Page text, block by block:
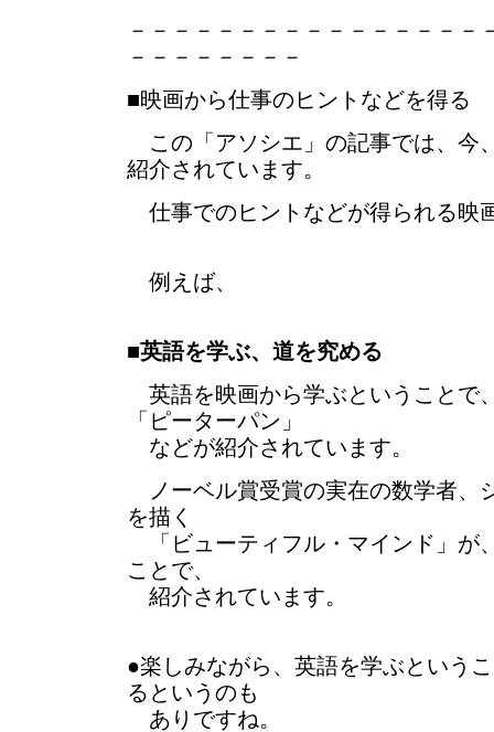
－－－－－－－－－－－－－－－－
－－－－－－－－
■映画から仕事のヒントなどを得る
この「アソシエ」の記事では、今
紹介されています。
仕事でのヒントなどが得られる映
例えば、
■英語を学ぶ、道を究める
英語を映画から学ぶということで
「ピーターパン」
などが紹介されています。
ノーベル賞受賞の実在の数学者、
を描く
「ビューティフル・マインド」が
ことで、
紹介されています。
●楽しみながら、英語を学ぶという
るというのも
ありですね。